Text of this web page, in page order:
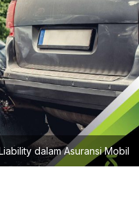
dalam Asuransi Mobil